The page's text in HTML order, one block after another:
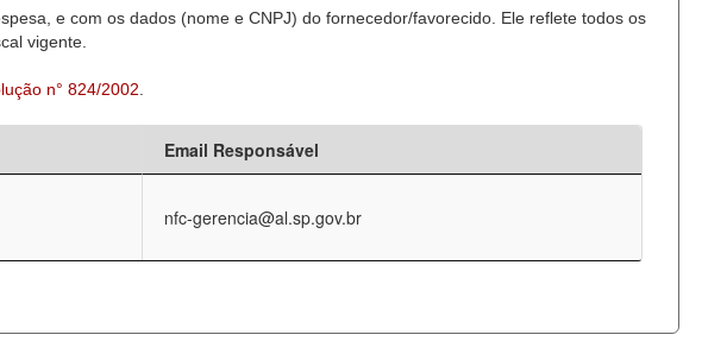
e com os dados (nome e CNPJ) do fornecedor/favorecido. Ele reflete todos os
vigente.
n° 824/2002
Email Responsável
nfc-gerencia@al.sp.gov.br